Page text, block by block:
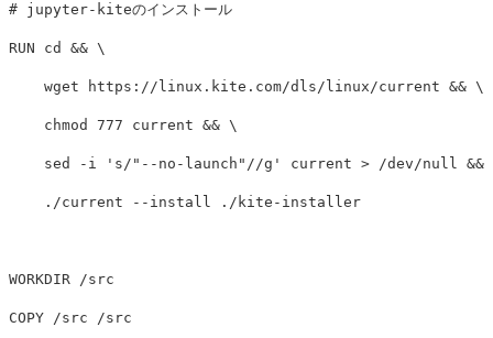
# jupyter-kiteのインストール
RUN cd &&
    wget https://linux.kite.com/dls/linux/current
&&
chmod 777 current &&
sed -i 's/"--no-launch"//g' current > /dev/null &&
    ./current
--install ./kite-installer
WORKDIR /src
COPY /src /src